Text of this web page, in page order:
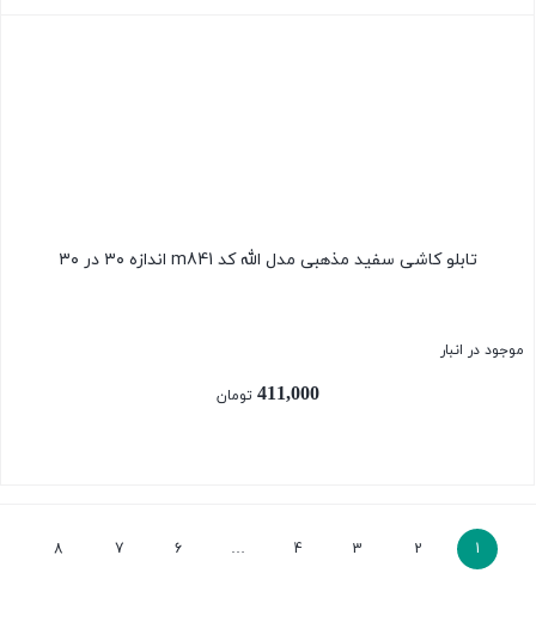
تابلو کاشی سفید مذهبی مدل الله کد m841 اندازه ۳۰ در ۳۰
موجود در انبار
411,000 تومان
1
2
3
4
…
6
7
8